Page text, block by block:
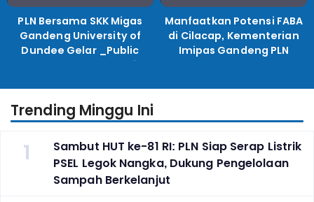
PLN Bersama SKK Migas
Gandeng University of
Dundee Gelar _Public
Lecture_, Kolaborasi
Manfaatkan Potensi FABA
di Cilacap, Kementerian
Imipas Gandeng PLN
Trending Minggu Ini
1
Sambut HUT ke-81 RI: PLN Siap Serap Listrik
PSEL Legok Nangka, Dukung Pengelolaan
Sampah Berkelanjut